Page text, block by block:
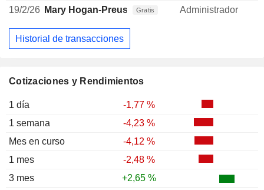
Cotizaciones y Rendimientos
1 día
-1,77 %
1 semana
-4,23 %
Mes en curso
-4,12 %
1 mes
-2,48 %
3 mes
+2,65 %
19/2/26 Mary Hogan-PreusseGratis Administrador
Historial de transacciones